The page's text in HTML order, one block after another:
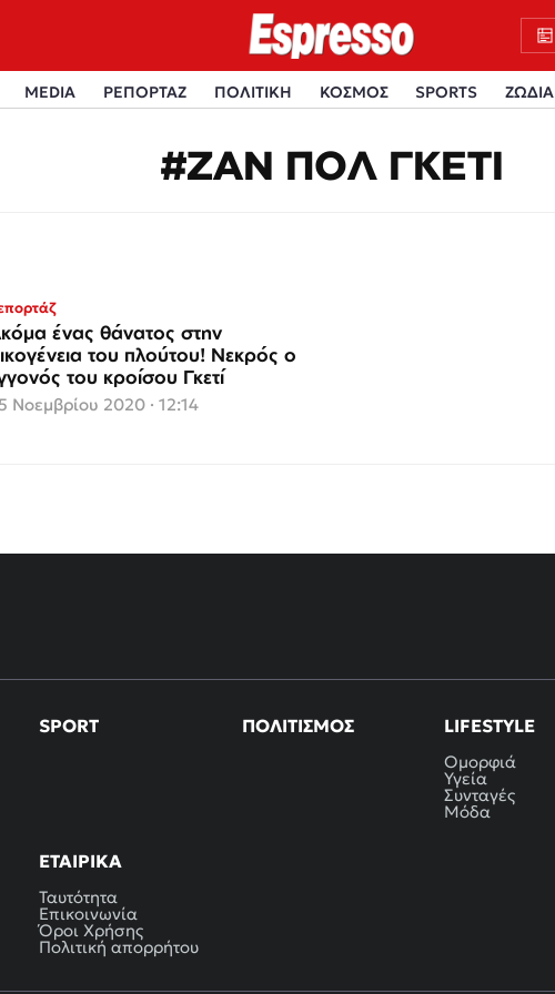
MEDIA ΡΕΠΟΡΤΑΖ ΠΟΛΙΤΙΚΗ ΚΟΣΜΟΣ SPORTS ΖΩΔΙΑ
#ΖΑΝ ΠΟΛ ΓΚΕΤΙ
ένας θάνατος στην
του πλούτου! Νεκρός ο
του κροίσου Γκετί
Νοεμβρίου 2020 · 12:14
SPORT ΠΟΛΙΤΙΣΜΌΣ LIFESTYLE
Ομορφιά
Υγεία
Συνταγές
Μόδα
ΕΤΑΙΡΙΚΆ
Ταυτότητα
Επικοινωνία
Όροι Χρήσης
Πολιτική απορρήτου